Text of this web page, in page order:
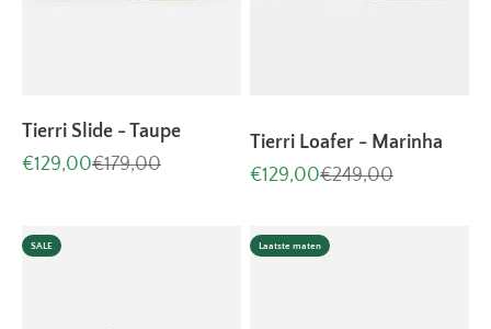
Tierri Slide - Taupe
Aanbiedingsprijs
€129,00Normale prijs
€179,00
Tierri Loafer - Marinha
Aanbiedingsprijs
€129,00Normale prijs
€249,00
SALE Laatste maten